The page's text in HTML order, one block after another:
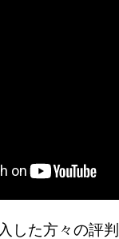
した方々の評